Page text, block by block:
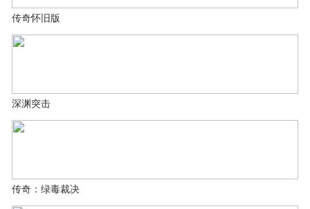
传奇怀旧版
深渊突击
传奇：绿毒裁决